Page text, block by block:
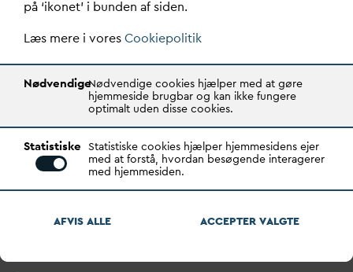
Skabelon for eftergivelse af statslig
vandafgift
Skabelon for eftergivelse af statsligvandafgift
på ‘ikonet’ i bunden af siden.
Læs mere i voresCookiepolitik
NødvendigeNødvendige cookies hjælper med at gøre
hjemmeside brugbar og kan ikke fungere
optimalt uden disse cookies.
Statistiske Statistiske cookies hjælper hjemmesidens ejer
med at forstå, hvordan besøgende interagerer
med hjemmesiden.
AFVIS ALLE ACCEPTERVALGTE